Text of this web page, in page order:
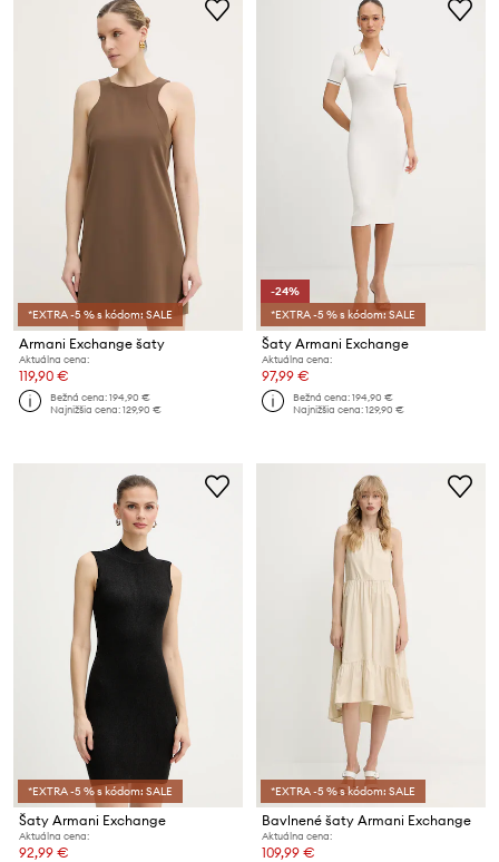
*EXTRA -5 % s kódom: SALE
Armani Exchange šaty
Aktuálna cena:
119,90 €
Bežná cena:194,90 €
Najnižšia cena:129,90 €
-24%
*EXTRA -5 % s kódom: SALE
Šaty Armani Exchange
Aktuálna cena:
97,99 €
Bežná cena:194,90 €
Najnižšia cena:129,90 €
*EXTRA -5 % s kódom: SALE
Šaty Armani Exchange
Aktuálna cena:
92,99 €
*EXTRA -5 % s kódom: SALE
Bavlnené šaty Armani Exchange
Aktuálna cena:
109,99 €